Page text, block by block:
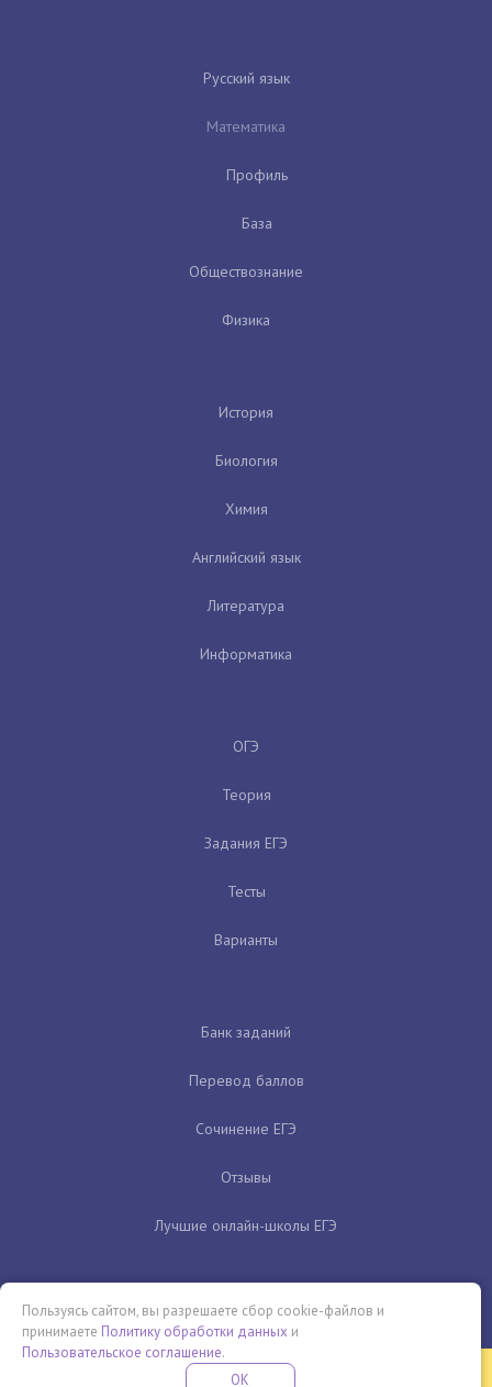
Русский язык
Математика
Профиль
База
Обществознание
Физика
История
Биология
Химия
Английский язык
Литература
Информатика
ОГЭ
Теория
Задания ЕГЭ
Тесты
Варианты
Банк заданий
Перевод баллов
Сочинение ЕГЭ
Отзывы
Лучшие онлайн-школы ЕГЭ
Бесплатная летняя школа
Пользуясь сайтом, вы разрешаете сбор cookie-файлов и
принимаете Политику обработки данных и
Пользовательское соглашение.
OK